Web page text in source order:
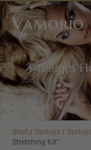
Vamorio
3-teiliges
Start / Sextoys /
Stretching Kit“